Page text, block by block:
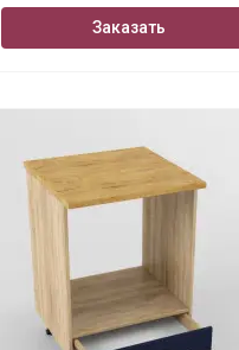
Заказать